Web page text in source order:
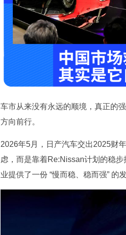
车市从来没有永远的顺境，真正的
方向前行。
2026年5月，日产汽车交出2025财
虑，而是靠着Re:Nissan计划的稳
业提供了一份 “慢而稳、稳而强” 的